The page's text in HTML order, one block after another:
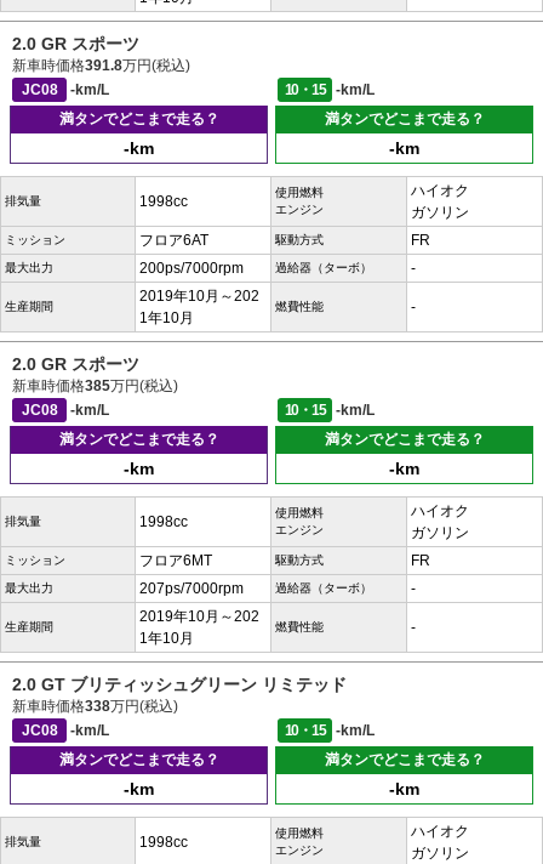
2.0 GR スポーツ
新車時価格391.8万円(税込)
JC08
-km/L 10・15
-km/L
満タンでどこまで走る？
-km
満タンでどこまで走る？
-km
排気量 1998cc
使用燃料
エンジン
ハイオク
ガソリン
ミッション フロア6AT 駆動方式 FR
最大出力 200ps/7000rpm 過給器（ターボ） -
生産期間
2019年10月～202
1年10月
燃費性能 -
2.0 GR スポーツ
新車時価格385万円(税込)
JC08
-km/L 10・15
-km/L
満タンでどこまで走る？
-km
満タンでどこまで走る？
-km
排気量 1998cc
使用燃料
エンジン
ハイオク
ガソリン
ミッション フロア6MT 駆動方式 FR
最大出力 207ps/7000rpm 過給器（ターボ） -
生産期間
2019年10月～202
1年10月
燃費性能 -
2.0 GT ブリティッシュグリーン リミテッド
新車時価格338万円(税込)
JC08
-km/L 10・15
-km/L
満タンでどこまで走る？
-km
満タンでどこまで走る？
-km
排気量 1998cc
使用燃料
エンジン
ハイオク
ガソリン